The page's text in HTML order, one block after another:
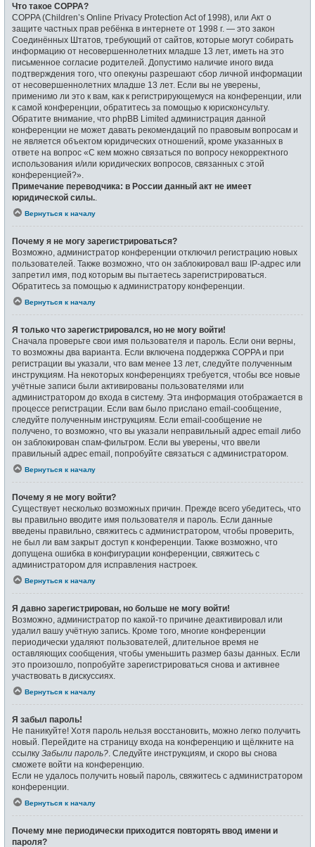
Что такое COPPA?
COPPA (Children’s Online Privacy Protection Act of 1998), или Акт о
защите частных прав ребёнка в интернете от 1998 г. — это закон
Соединённых Штатов, требующий от сайтов, которые могут собирать
информацию от несовершеннолетних младше 13 лет, иметь на это
письменное согласие родителей. Допустимо наличие иного вида
подтверждения того, что опекуны разрешают сбор личной информации
от несовершеннолетних младше 13 лет. Если вы не уверены,
применимо ли это к вам, как к регистрирующемуся на конференции, или
к самой конференции, обратитесь за помощью к юрисконсульту.
Обратите внимание, что phpBB Limited администрация данной
конференции не может давать рекомендаций по правовым вопросам и
не является объектом юридических отношений, кроме указанных в
ответе на вопрос «С кем можно связаться по вопросу некорректного
использования и/или юридических вопросов, связанных с этой
конференцией?».
Примечание переводчика: в России данный акт не имеет
юридической силы.
Вернуться к началу
Почему я не могу зарегистрироваться?
Возможно, администратор конференции отключил регистрацию новых
пользователей. Также возможно, что он заблокировал ваш IP-адрес или
запретил имя, под которым вы пытаетесь зарегистрироваться.
Обратитесь за помощью к администратору конференции.
Вернуться к началу
Я только что зарегистрировался, но не могу войти!
Сначала проверьте свои имя пользователя и пароль. Если они верны,
то возможны два варианта. Если включена поддержка COPPA и при
регистрации вы указали, что вам менее 13 лет, следуйте полученным
инструкциям. На некоторых конференциях требуется, чтобы все новые
учётные записи были активированы пользователями или
администратором до входа в систему. Эта информация отображается в
процессе регистрации. Если вам было прислано email-сообщение,
следуйте полученным инструкциям. Если email-сообщение не
получено, то возможно, что вы указали неправильный адрес email либо
он заблокирован спам-фильтром. Если вы уверены, что ввели
правильный адрес email, попробуйте связаться с администратором.
Вернуться к началу
Почему я не могу войти?
Существует несколько возможных причин. Прежде всего убедитесь, что
вы правильно вводите имя пользователя и пароль. Если данные
введены правильно, свяжитесь с администратором, чтобы проверить,
не был ли вам закрыт доступ к конференции. Также возможно, что
допущена ошибка в конфигурации конференции, свяжитесь с
администратором для исправления настроек.
Вернуться к началу
Я давно зарегистрирован, но больше не могу войти!
Возможно, администратор по какой-то причине деактивировал или
удалил вашу учётную запись. Кроме того, многие конференции
периодически удаляют пользователей, длительное время не
оставляющих сообщения, чтобы уменьшить размер базы данных. Если
это произошло, попробуйте зарегистрироваться снова и активнее
участвовать в дискуссиях.
Вернуться к началу
Я забыл пароль!
Не паникуйте! Хотя пароль нельзя восстановить, можно легко получить
новый. Перейдите на страницу входа на конференцию и щёлкните на
ссылку Забыли пароль? . Следуйте инструкциям, и скоро вы снова
сможете войти на конференцию.
Если не удалось получить новый пароль, свяжитесь с администратором
конференции.
Вернуться к началу
Почему мне периодически приходится повторять ввод имени и
пароля?